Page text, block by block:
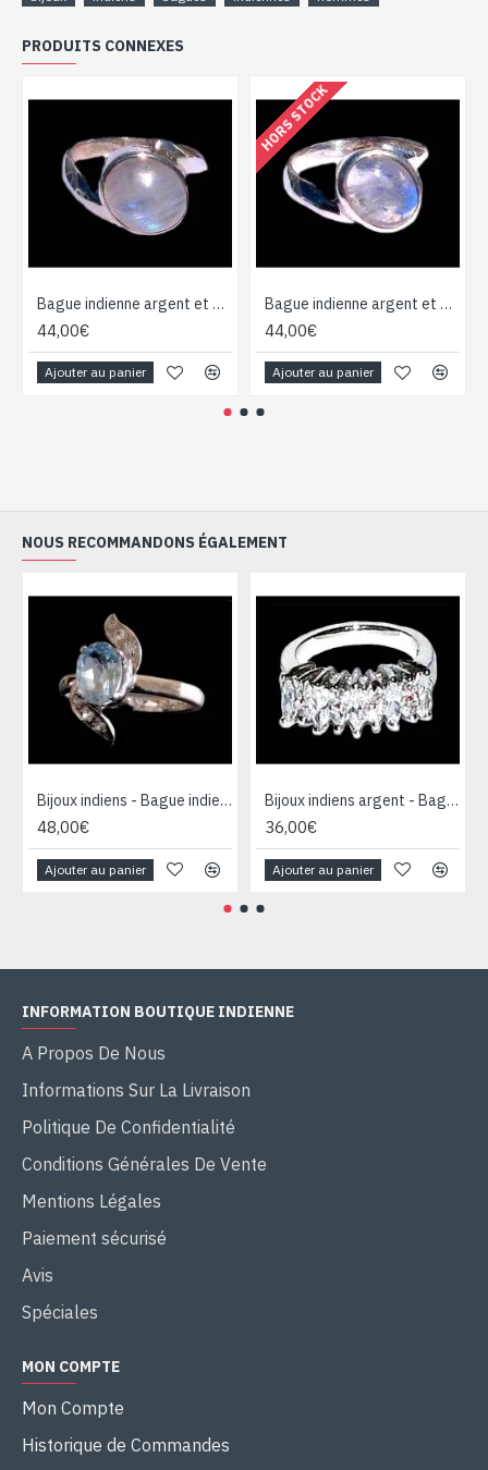
PRODUITS CONNEXES
Bague indienne argent et Pierre de Lune - Bijoux indiens
44,00€
Ajouter au panier
HORS STOCK
Bague indienne argent et Pierre de Lune - Bijoux indiens
44,00€
Ajouter au panier
NOUS RECOMMANDONS ÉGALEMENT
Bijoux indiens - Bague indienne rhodiée Topaze
48,00€
Ajouter au panier
Bijoux indiens argent - Bague indienne oxyde de Zirconium
36,00€
Ajouter au panier
INFORMATION BOUTIQUE INDIENNE
A Propos De Nous
Informations Sur La Livraison
Politique De Confidentialité
Conditions Générales De Vente
Mentions Légales
Paiement sécurisé
Avis
Spéciales
MON COMPTE
Mon Compte
Historique de Commandes